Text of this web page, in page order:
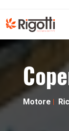
Motore